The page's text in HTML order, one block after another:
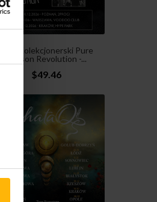
Bilet Kolekcjonerski Pure
Reason Revolution -...
$49.46